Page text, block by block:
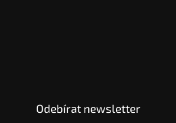
Odebírat newsletter